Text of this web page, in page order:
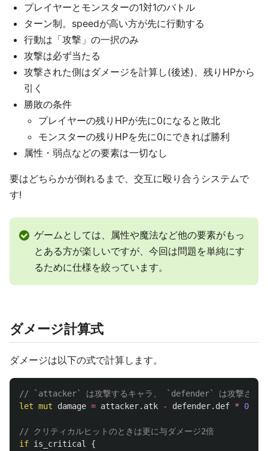
プレイヤーとモンスターの1対1のバトル
ターン制。speedが高い方が先に行動する
行動は「攻撃」の一択のみ
攻撃は必ず当たる
攻撃された側はダメージを計算し(後述)、残りHPから
引く
勝敗の条件
プレイヤーの残りHPが先に0になると敗北
モンスターの残りHPを先に0にできれば勝利
属性・弱点などの要素は一切なし
要はどちらかが倒れるまで、交互に殴り合うシステムで
す!
ゲームとしては、属性や魔法など他の要素がもっ
とある方が楽しいですが、今回は問題を単純にす
るために仕様を絞っています。
ダメージ計算式
ダメージは以下の式で計算します。
// `attacker` は攻撃するキャラ、 `defender` は攻撃される
let mut damage = attacker.atk - defender.def * 0.5
// クリティカルヒットのときは更に与ダメージ2倍
if is_critical {